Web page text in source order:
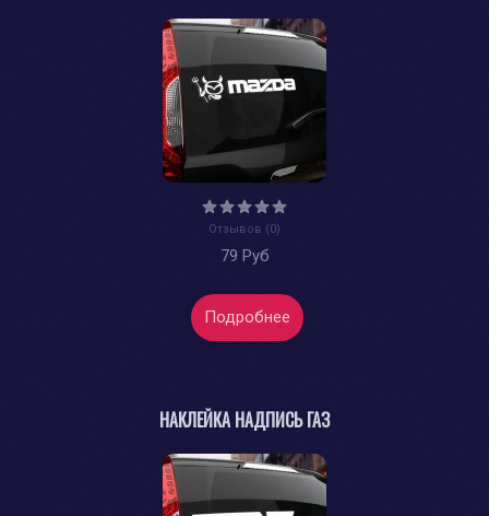
Отзывов (0)
79 Руб
Подробнее
НАКЛЕЙКА НАДПИСЬ ГАЗ